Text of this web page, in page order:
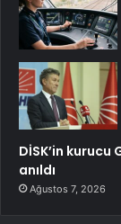
DİSK’in kurucu
anıldı
Ağustos 7, 2026